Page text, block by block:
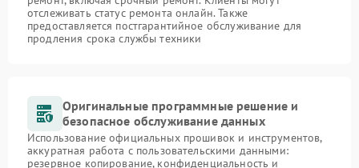
отслеживать статус ремонта онлайн. Также
предоставляется постгарантийное обслуживание для
продления срока службы техники
Оригинальные программные решение и
безопасное обслуживание данных
Использование официальных прошивок и инструментов,
аккуратная работа с пользовательскими данными:
резервное копирование, конфиденциальность и